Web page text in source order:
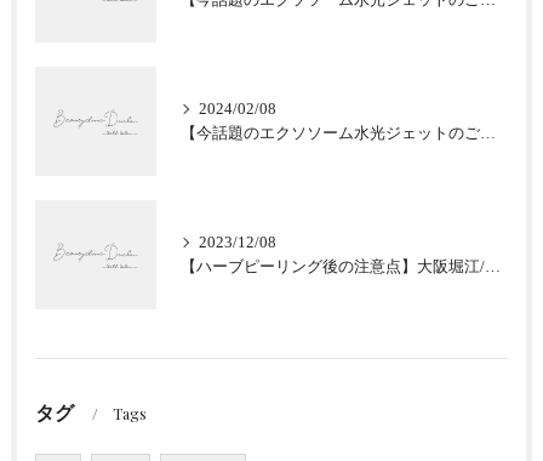
2024/02/08
【今話題のエクソソーム水光ジェットのご紹介★肌質改善】大阪堀江/Beautyclinic Ducle
2023/12/08
【ハーブピーリング後の注意点】大阪堀江/Beautyclinic Ducle
タグ Tags